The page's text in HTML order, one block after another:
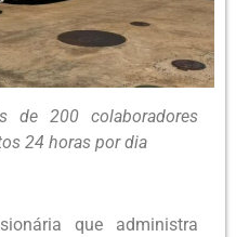
de 200 colaboradores
24 horas por dia
que administra